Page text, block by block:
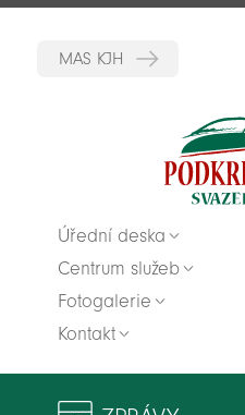
Úřední deska
Centrum služeb
Fotogalerie
Kontakt